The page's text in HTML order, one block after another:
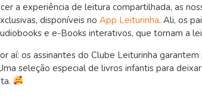
a experiência de leitura compartilhada, as
disponíveis no App Leiturinha. Ali, os
e e-Books interativos, que tornam a
aí: os assinantes do Clube Leiturinha
seleção especial de livros infantis para